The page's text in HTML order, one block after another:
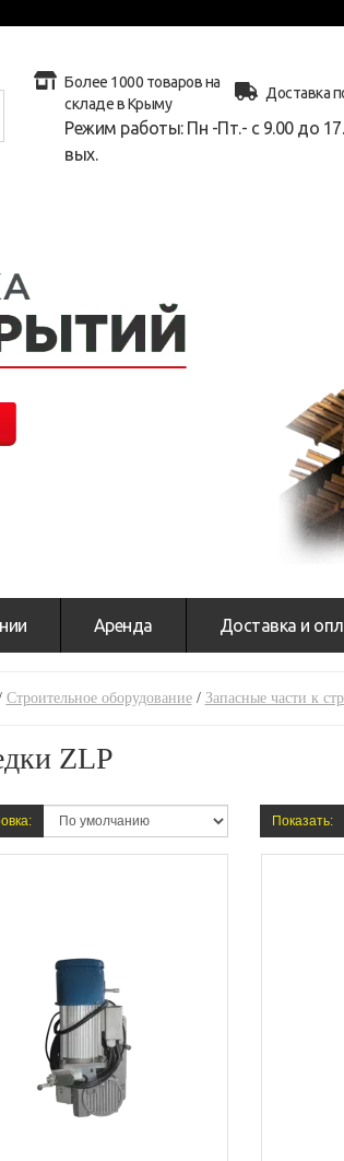
Более 1000 товаров на
складе в Крыму
Доставка
Режим работы: Пн -Пт.- с 9.00 до
вых.
Аренда Доставка и
Строительное оборудование/ Запасные части к
ZLP
Показать: